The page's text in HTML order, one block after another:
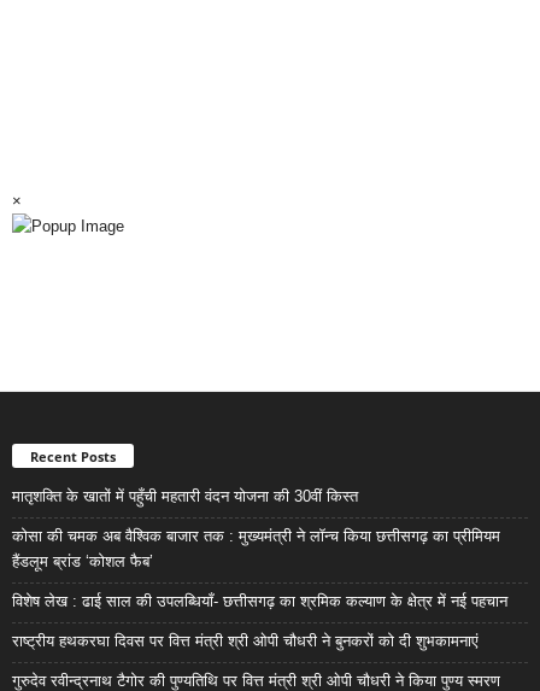
×
Recent Posts
मातृशक्ति के खातों में पहुँची महतारी वंदन योजना की 30वीं किस्त
कोसा की चमक अब वैश्विक बाजार तक : मुख्यमंत्री ने लॉन्च किया छत्तीसगढ़ का प्रीमियम
हैंडलूम ब्रांड ‘कोशल फैब’
विशेष लेख : ढाई साल की उपलब्धियाँ- छत्तीसगढ़ का श्रमिक कल्याण के क्षेत्र में नई पहचान
राष्ट्रीय हथकरघा दिवस पर वित्त मंत्री श्री ओपी चौधरी ने बुनकरों को दी शुभकामनाएं
गुरुदेव रवीन्द्रनाथ टैगोर की पुण्यतिथि पर वित्त मंत्री श्री ओपी चौधरी ने किया पुण्य स्मरण